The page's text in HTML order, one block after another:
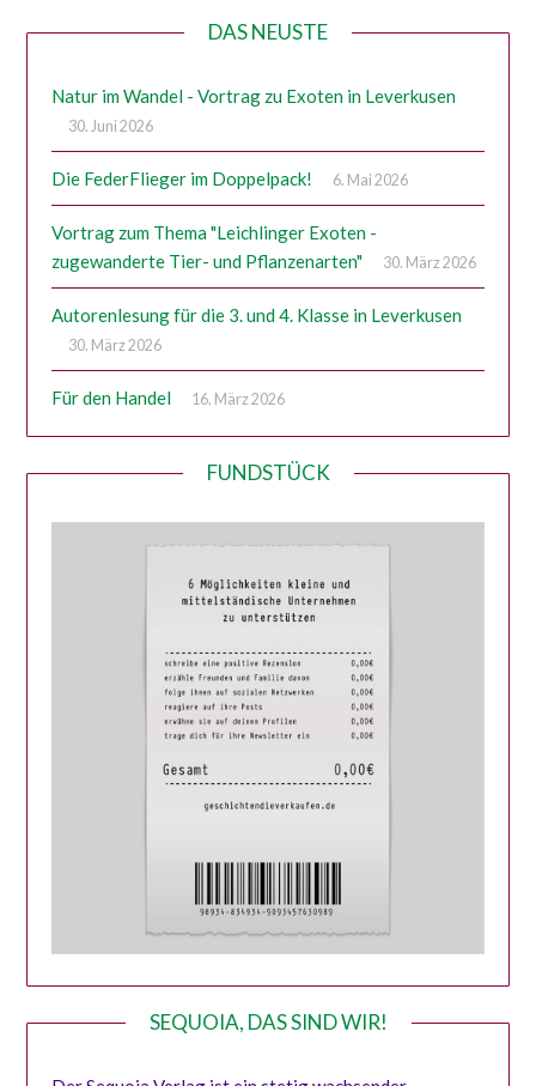
DAS NEUSTE
Natur im Wandel - Vortrag zu Exoten in Leverkusen
30. Juni 2026
Die FederFlieger im Doppelpack! 6. Mai 2026
Vortrag zum Thema "Leichlinger Exoten -
zugewanderte Tier- und Pflanzenarten"
30. März 2026
Autorenlesung für die 3. und 4. Klasse in Leverkusen
30. März 2026
Für den Handel 16. März 2026
FUNDSTÜCK
SEQUOIA, DAS SIND WIR!